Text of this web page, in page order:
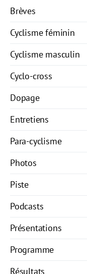
Brèves
Cyclisme féminin
Cyclisme masculin
Cyclo-cross
Dopage
Entretiens
Para-cyclisme
Photos
Piste
Podcasts
Présentations
Programme
Résultats